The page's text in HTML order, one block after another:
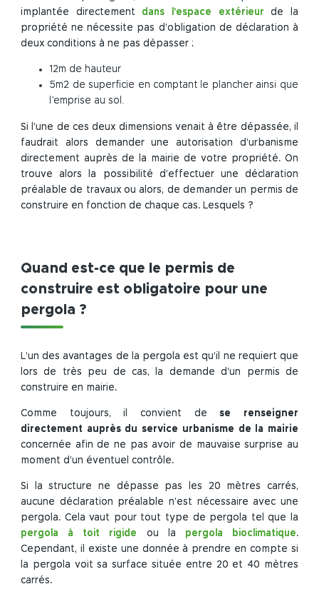
implantée directement dans l’espace extérieur de la
propriété ne nécessite pas d’obligation de déclaration à
deux conditions à ne pas dépasser :
12m de hauteur
5m2 de superficie en comptant le plancher ainsi que
l’emprise au sol.
Si l’une de ces deux dimensions venait à être dépassée, il
faudrait alors demander une autorisation d’urbanisme
directement auprès de la mairie de votre propriété. On
trouve alors la possibilité d’effectuer une déclaration
préalable de travaux ou alors, de demander un permis de
construire en fonction de chaque cas. Lesquels ?
Quand est-ce que le permis de
construire est obligatoire pour une
pergola ?
L’un des avantages de la pergola est qu’il ne requiert que
lors de très peu de cas, la demande d’un permis de
construire en mairie.
Comme toujours, il convient dese renseigner
directement auprès du service urbanisme de la mairie
concernée afin de ne pas avoir de mauvaise surprise au
moment d’un éventuel contrôle.
Si la structure ne dépasse pas les 20 mètres carrés,
aucune déclaration préalable n’est nécessaire avec une
pergola. Cela vaut pour tout type de pergola tel que la
pergola à toit rigide
ou la pergola bioclimatique.
Cependant, il existe une donnée à prendre en compte si
la pergola voit sa surface située entre 20 et 40 mètres
carrés.